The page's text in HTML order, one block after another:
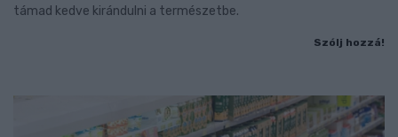
támad kedve kirándulni a természetbe.
Szólj hozzá!